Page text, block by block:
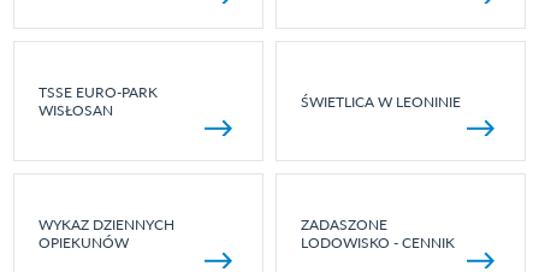
TSSE EURO-PARK
WISŁOSAN
ŚWIETLICA W LEONINIE
WYKAZ DZIENNYCH
OPIEKUNÓW
ZADASZONE
LODOWISKO - CENNIK